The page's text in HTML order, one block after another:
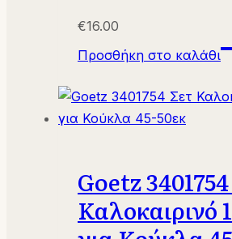
€16.00
Προσθήκη στο καλάθι
Goetz
Καλοκαιρινό